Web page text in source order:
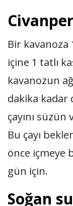
Bir kavanoza
içine 1 tatlı
kavanozun
dakika kadar
çayını
Bu çayı
önce içmeye
gün için.
Soğan